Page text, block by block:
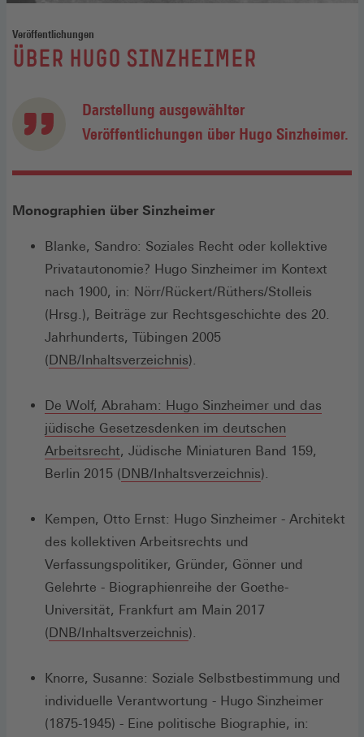
Veröffentlichungen
:
ÜBER HUGO SINZHEIMER
Darstellung ausgewählter
Veröffentlichungen über Hugo Sinzheimer.
Monographien über Sinzheimer
Blanke, Sandro: Soziales Recht oder kollektive
Privatautonomie? Hugo Sinzheimer im Kontext
nach 1900, in: Nörr/Rückert/Rüthers/Stolleis
(Hrsg.), Beiträge zur Rechtsgeschichte des 20.
Jahrhunderts, Tübingen 2005
(DNB/Inhaltsverzeichnis(Öffnet
einem
neuen
Fenster)
).
De Wolf, Abraham: Hugo Sinzheimer und das
jüdische Gesetzesdenken im deutschen
Arbeitsrecht, Jüdische Miniaturen Band 159,
Berlin 2015 (DNB/Inhaltsverzeichnis(Öffnet
einem
Fenster)
).
Kempen, Otto Ernst: Hugo Sinzheimer - Architekt
des kollektiven Arbeitsrechts und
Verfassungspolitiker, Gründer, Gönner und
Gelehrte - Biographienreihe der Goethe-
Universität, Frankfurt am Main 2017
(DNB/Inhaltsverzeichnis(Öffnet
einem
neuen
Fenster)
).
Knorre, Susanne: Soziale Selbstbestimmung und
individuelle Verantwortung - Hugo Sinzheimer
(1875-1945) - Eine politische Biographie, in: